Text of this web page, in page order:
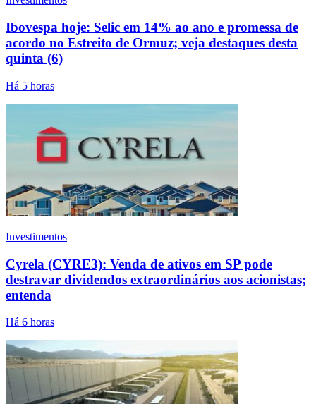
Ibovespa hoje: Selic em 14% ao ano e promessa de
acordo no Estreito de Ormuz; veja destaques desta
quinta (6)
Há 5 horas
Investimentos
Cyrela (CYRE3): Venda de ativos em SP pode
destravar dividendos extraordinários aos acionistas;
entenda
Há 6 horas